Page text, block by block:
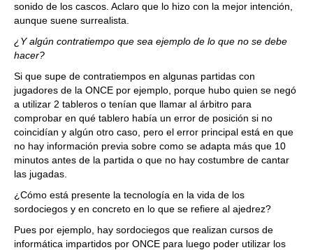
sonido de los cascos. Aclaro que lo hizo con la mejor intención,
aunque suene surrealista.
¿Y algún contratiempo que sea ejemplo de lo que no se debe
hacer?
Si que supe de contratiempos en algunas partidas con
jugadores de la ONCE por ejemplo, porque hubo quien se negó
a utilizar 2 tableros o tenían que llamar al árbitro para
comprobar en qué tablero había un error de posición si no
coincidían y algún otro caso, pero el error principal está en que
no hay información previa sobre como se adapta más que 10
minutos antes de la partida o que no hay costumbre de cantar
las jugadas.
¿Cómo está presente la tecnología en la vida de los
sordociegos y en concreto en lo que se refiere al ajedrez?
Pues por ejemplo, hay sordociegos que realizan cursos de
informática impartidos por ONCE para luego poder utilizar los